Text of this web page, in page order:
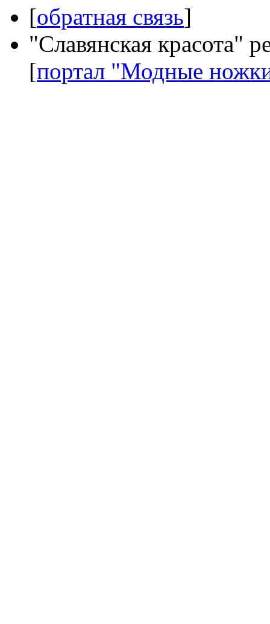
[обратная связь]
"Славянская красота"
[портал "Модные